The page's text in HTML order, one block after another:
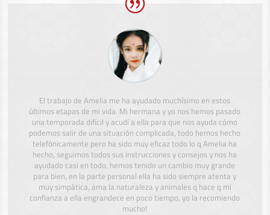
El trabajo de Amelia me ha ayudado muchísimo en estos
últimos etapas de mi vida. Mi hermana y yo nos hemos pasado
una temporada difícil y acudí a ella para que nos ayuda cómo
podemos salir de una situación complicada, todo hemos hecho
telefónicamente pero ha sido muy eficaz todo lo q Amelia ha
hecho, seguimos todos sus instrucciones y consejos y nos ha
ayudado casi en todo, hemos tenido un cambio muy grande
para bien, en la parte personal ella ha sido siempre atenta y
muy simpática, ama la naturaleza y animales q hace q mi
confianza a ella engrandece en poco tiempo, yo la recomiendo
mucho!